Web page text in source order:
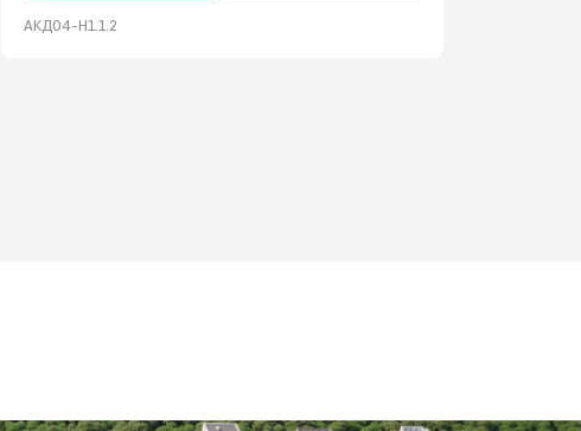
АКД04-Н1.1.2